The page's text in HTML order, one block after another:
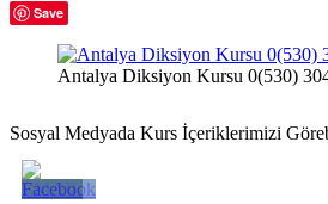
Save
Antalya Diksiyon Kursu 0(530)
Sosyal Medyada Kurs İçeriklerimizi